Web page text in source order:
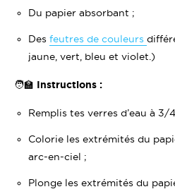
Du papier absorbant ;
Des feutres de couleurs
jaune, vert, bleu et violet.)
🧑‍🏫 Instructions :
Remplis tes verres d’eau à 3/
Colorie les extrémités du
arc-en-ciel ;
Plonge les extrémités du